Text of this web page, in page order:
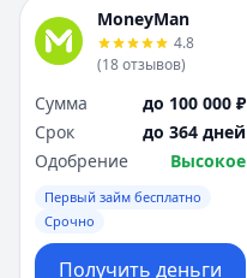
MoneyMan
4.8
(18отзывов)
Сумма
до 100 000 ₽
Срок
до 364 дней
Одобрение
Высокое
Первый займ бесплатно
Срочно
Получить деньги